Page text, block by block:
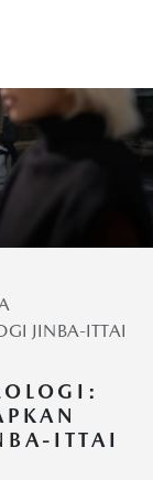
JINBA-ITTAI
ITTAI